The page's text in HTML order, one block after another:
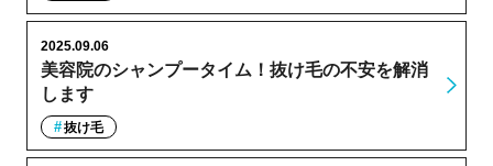
美容院のシャンプータイム！抜け毛の不安を解消
します
2025.09.06
抜け毛